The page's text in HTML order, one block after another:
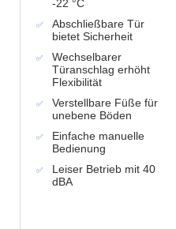
-22 °C
Abschließbare Tür
bietet Sicherheit
Wechselbarer
Türanschlag erhöht
Flexibilität
Verstellbare Füße für
unebene Böden
Einfache manuelle
Bedienung
Leiser Betrieb mit 40
dBA